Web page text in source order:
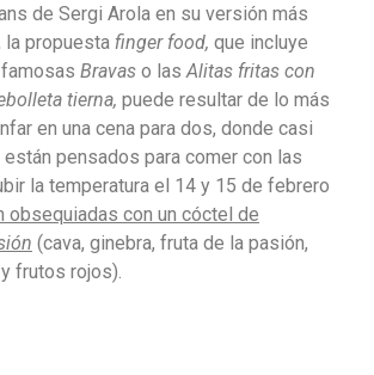
de Sergi Arola en su versión más
la propuesta finger food, que incluye
Bravas o lasAlitas fritas con
tierna, puede resultar de lo más
en una cena para dos, donde casi
pensados para comer con las
la temperatura el 14 y 15 de febrero
obsequiadas con un cóctel de
(cava, ginebra, fruta de la pasión,
frutos rojos).